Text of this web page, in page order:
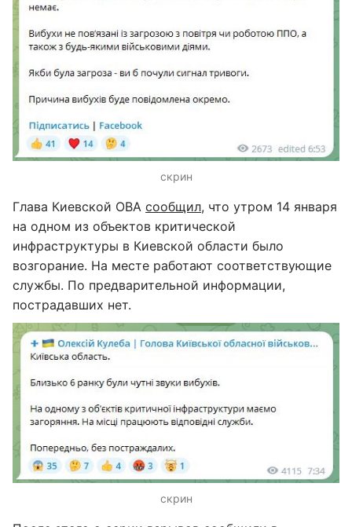
скрин
Глава Киевской ОВА сообщил, что утром 14 января
на одном из объектов критической
инфраструктуры в Киевской области было
возгорание. На месте работают соответствующие
службы. По предварительной информации,
пострадавших нет.
скрин